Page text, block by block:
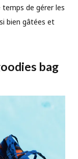
temps de gérer les
bien gâtées et
bag